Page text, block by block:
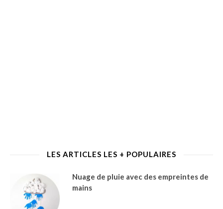
LES ARTICLES LES + POPULAIRES
Nuage de pluie avec des empreintes de
mains